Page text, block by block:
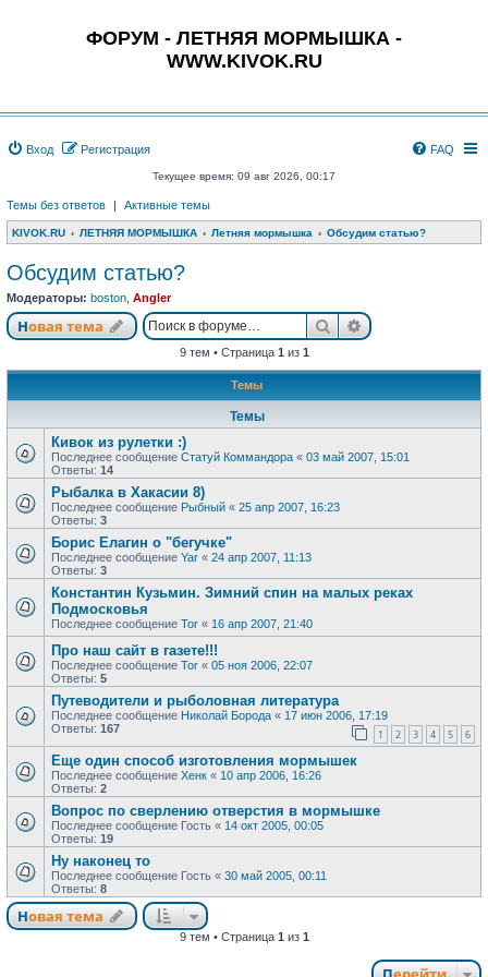
ФОРУМ - ЛЕТНЯЯ МОРМЫШКА -
WWW.KIVOK.RU
Вход Регистрация FAQ
Текущее время: 09 авг 2026, 00:17
Темы без ответов | Активные темы
KIVOK.RU ЛЕТНЯЯ МОРМЫШКА Летняя мормышка Обсудим статью?
Обсудим статью?
Модераторы: boston Angler
Новая тема ПоискРасширенный
9 тем • Страница 1 из 1
Темы
Темы
Кивок из рулетки :)
Последнее сообщение Статуй Коммандора « 03 май 2007, 15:01
Ответы: 14
Рыбалка в Хакасии 8)
Последнее сообщение Рыбный « 25 апр 2007, 16:23
Ответы: 3
Борис Елагин о "бегучке"
Последнее сообщение Yar « 24 апр 2007, 11:13
Ответы: 3
Константин Кузьмин. Зимний спин на малых реках
Подмосковья
Последнее сообщение Tor « 16 апр 2007, 21:40
Про наш сайт в газете!!!
Последнее сообщение Tor « 05 ноя 2006, 22:07
Ответы: 5
Путеводители и рыболовная литература
Последнее сообщение Николай Борода « 17 июн 2006, 17:19
Ответы: 167 1 2 3 4 5 6
Еще один способ изготовления мормышек
Последнее сообщение Хенк « 10 апр 2006, 16:26
Ответы: 2
Вопрос по сверлению отверстия в мормышке
Последнее сообщение Гость « 14 окт 2005, 00:05
Ответы: 19
Ну наконец то
Последнее сообщение Гость « 30 май 2005, 00:11
Ответы: 8
Новая тема
9 тем • Страница 1 из 1